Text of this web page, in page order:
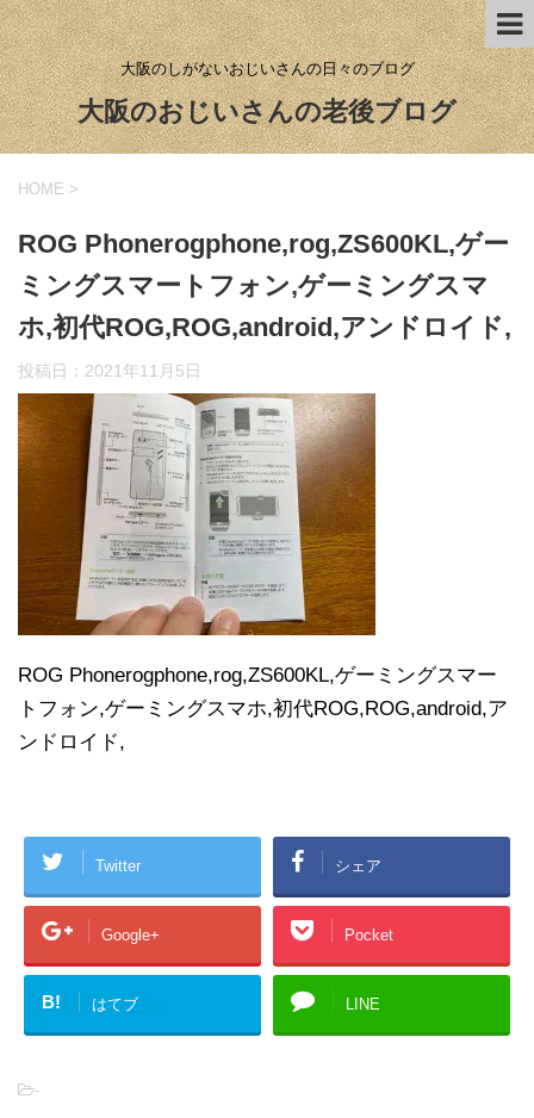
大阪のしがないおじいさんの日々のブログ
大阪のおじいさんの老後ブログ
HOME >
ROG Phonerogphone,rog,ZS600KL,ゲー
ミングスマートフォン,ゲーミングスマ
ホ,初代ROG,ROG,android,アンドロイド,
投稿日： 2021年11月5日
ROG Phonerogphone,rog,ZS600KL,ゲーミングスマー
トフォン,ゲーミングスマホ,初代ROG,ROG,android,ア
ンドロイド,
Twitter シェア
Google+ Pocket
B! はてブ LINE
-